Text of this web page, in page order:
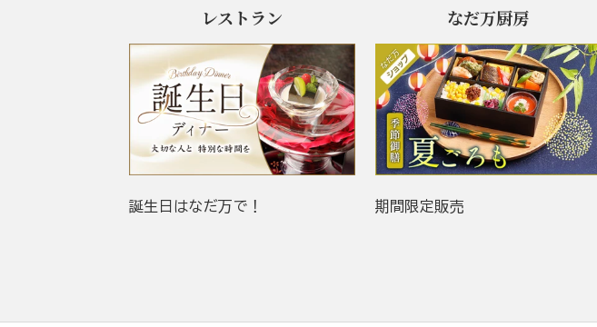
レストラン
誕生日はなだ万で！
なだ万厨房
期間限定販売